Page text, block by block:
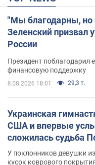
"Мы благодарны, но
Зеленский призвал
России
Президент поблагодарил
финансовую поддержку
8.08.2026 18:01 29,3 т.
Украинская
США и впервые
сложилась судьба
назад завоевала
У поклонников девушки
кусок коврового